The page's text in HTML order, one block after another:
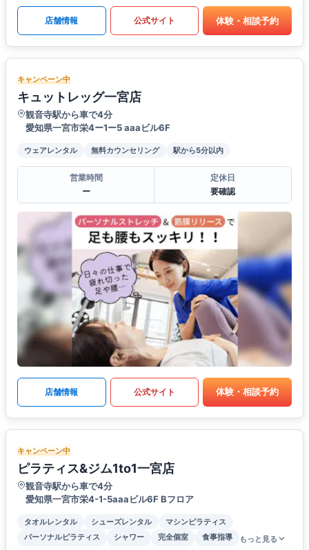
店舗情報 公式サイト 体験・相談予約
キャンペーン中
キュットレッグ一宮店
観音寺駅から車で4分
愛知県一宮市栄4ー1ー5 aaaビル6F
ウェアレンタル 無料カウンセリング 駅から5分以内
営業時間
ー
定休日
要確認
店舗情報 公式サイト 体験・相談予約
キャンペーン中
ピラティス&ジム1to1一宮店
観音寺駅から車で4分
愛知県一宮市栄4-1-5aaaビル6F Bフロア
タオルレンタル シューズレンタル
マシンピラティス
パーソナルピラティス
シャワー 完全個室 食事指導 もっと見る